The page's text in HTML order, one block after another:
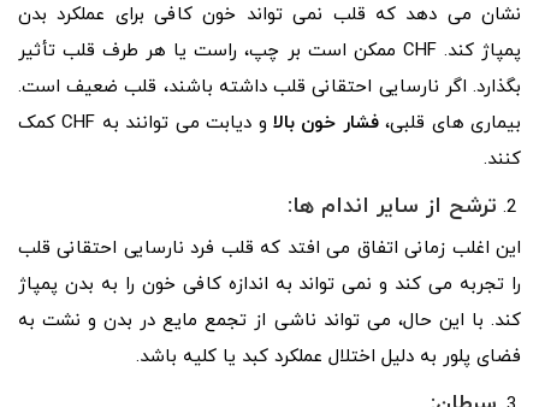
نشان می دهد که قلب نمی تواند خون کافی برای عملکرد بدن
پمپاژ کند. CHF ممکن است بر چپ، راست یا هر طرف قلب تأثیر
بگذارد. اگر نارسایی احتقانی قلب داشته باشند، قلب ضعیف است.
بیماری های قلبی،فشار خون بالا
و دیابت می توانند به CHF کمک
کنند.
ترشح از سایر اندام ها:
این اغلب زمانی اتفاق می افتد که قلب فرد نارسایی احتقانی قلب
را تجربه می کند و نمی تواند به اندازه کافی خون را به بدن پمپاژ
کند. با این حال، می تواند ناشی از تجمع مایع در بدن و نشت به
فضای پلور به دلیل اختلال عملکرد کبد یا کلیه باشد.